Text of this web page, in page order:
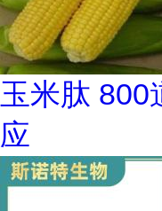
玉米肽 800
应